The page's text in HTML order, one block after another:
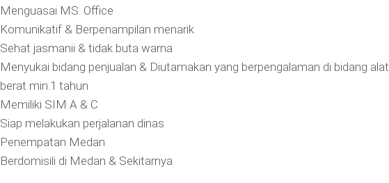
Menguasai MS. Office
Komunikatif & Berpenampilan menarik
Sehat jasmanii & tidak buta warna
Menyukai bidang penjualan & Diutamakan yang berpengalaman di bidang alat
berat min.1 tahun
Memiliki SIM A & C
Siap melakukan perjalanan dinas
Penempatan Medan
Berdomisili di Medan & Sekitarnya